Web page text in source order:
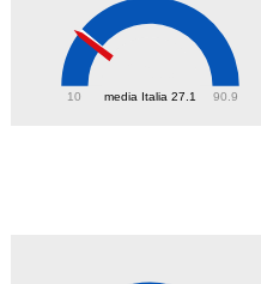
media Italia 27.1
10 90.9